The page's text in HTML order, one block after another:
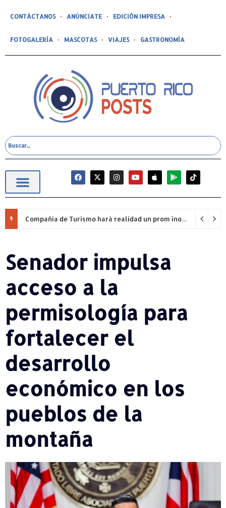
CONTÁCTANOS ANÚNCIATE EDICIÓN IMPRESA
FOTOGALERÍA MASCOTAS VIAJES GASTRONOMÍA
Compañía de Turismo hará realidad un prom inolvidable junto a Jowell para estudiantes de la Escuela Gabriela Mistral
Senador impulsa
acceso a la
permisología para
fortalecer el
desarrollo
económico en los
pueblos de la
montaña